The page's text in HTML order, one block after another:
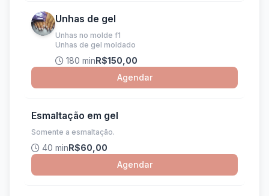
Unhas de gel
Unhas no molde f1
Unhas de gel moldado
180 minR$150,00
Agendar
Esmaltação em gel
Somente a esmaltação.
40 minR$60,00
Agendar